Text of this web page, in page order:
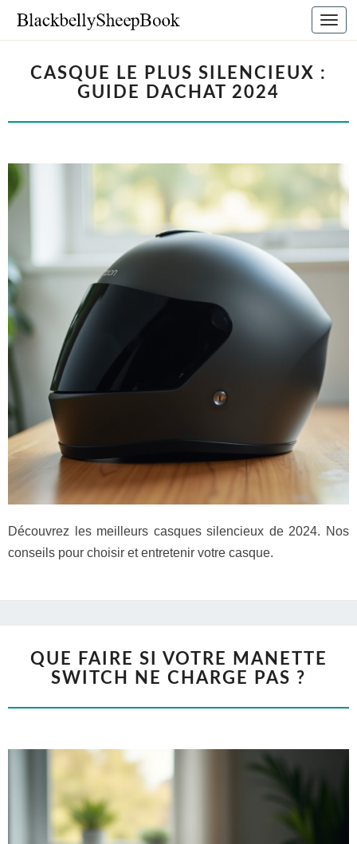
la
CASQUE LE PLUS SILENCIEUX :
GUIDE DACHAT 2024
Découvrez les meilleurs casques silencieux de 2024. Nos
conseils pour choisir et entretenir votre casque.
QUE FAIRE SI VOTRE MANETTE
SWITCH NE CHARGE PAS ?